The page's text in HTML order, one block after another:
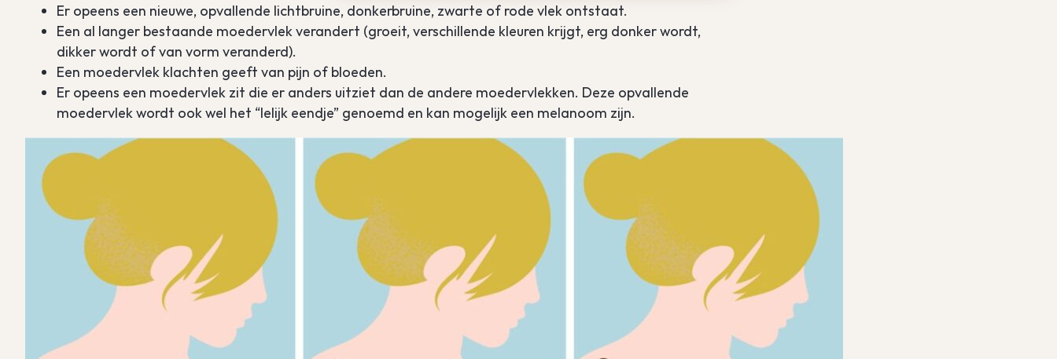
Er opeens een nieuwe, opvallende lichtbruine, donkerbruine, zwarte of rode vlek ontstaat.
Een al langer bestaande moedervlek verandert (groeit, verschillende kleuren krijgt, erg donker wordt,
dikker wordt of van vorm veranderd).
Een moedervlek klachten geeft van pijn of bloeden.
Er opeens een moedervlek zit die er anders uitziet dan de andere moedervlekken. Deze opvallende
moedervlek wordt ook wel het “lelijk eendje” genoemd en kan mogelijk een melanoom zijn.